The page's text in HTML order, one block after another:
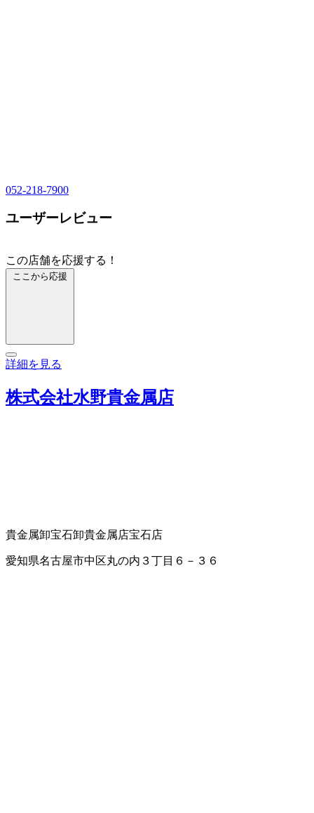
052-218-7900
ユーザーレビュー
この店舗を応援する！
ここから応援
詳細を見る
株式会社水野貴金属店
貴金属卸宝石卸貴金属店宝石店
愛知県名古屋市中区丸の内３丁目６－３６